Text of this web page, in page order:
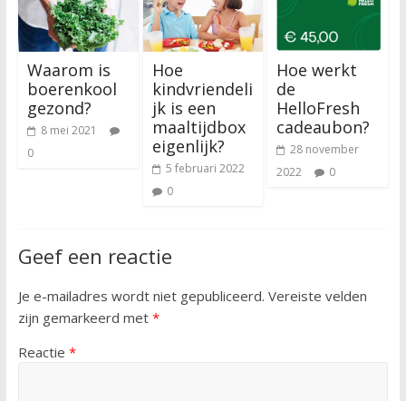
Waarom is
boerenkool
gezond?
8 mei 2021
0
Hoe
kindvriendeli
jk is een
maaltijdbox
eigenlijk?
5 februari 2022
0
Hoe werkt
de
HelloFresh
cadeaubon?
28 november
2022
0
Geef een reactie
Je e-mailadres wordt niet gepubliceerd. Vereiste velden
zijn gemarkeerd met *
Reactie *